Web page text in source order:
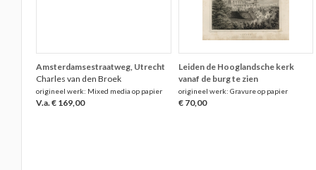
Amsterdamsestraatweg, Utrecht
Charles van den Broek
origineel werk: Mixed media op papier
V.a. € 169,00
Leiden de Hooglandsche kerk
vanaf de burg te zien
origineel werk: Gravure op papier
€ 70,00